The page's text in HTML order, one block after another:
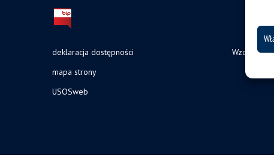
deklaracja dostępności
mapa strony
USOSweb
Wzory